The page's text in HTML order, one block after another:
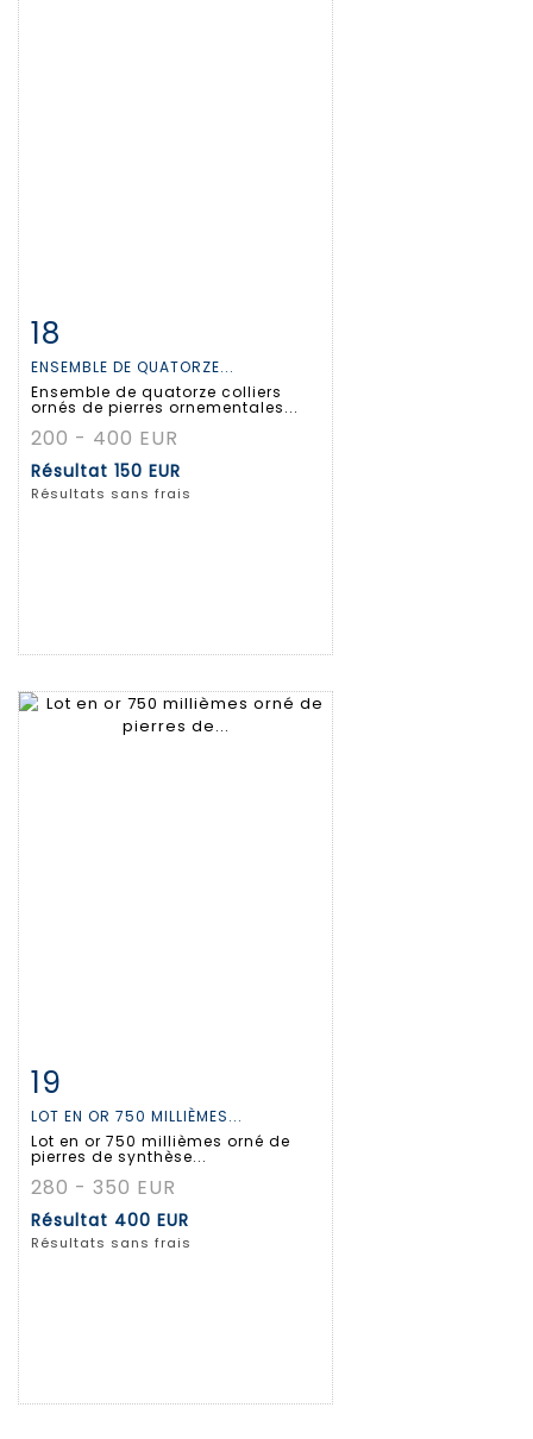
Fiche détaillée
18
ENSEMBLE DE QUATORZE...
Ensemble de quatorze colliers
ornés de pierres ornementales...
200 - 400 EUR
Résultat 150 EUR
Résultats sans frais
Fiche détaillée
19
LOT EN OR 750 MILLIÈMES...
Lot en or 750 millièmes orné de
pierres de synthèse...
280 - 350 EUR
Résultat 400 EUR
Résultats sans frais